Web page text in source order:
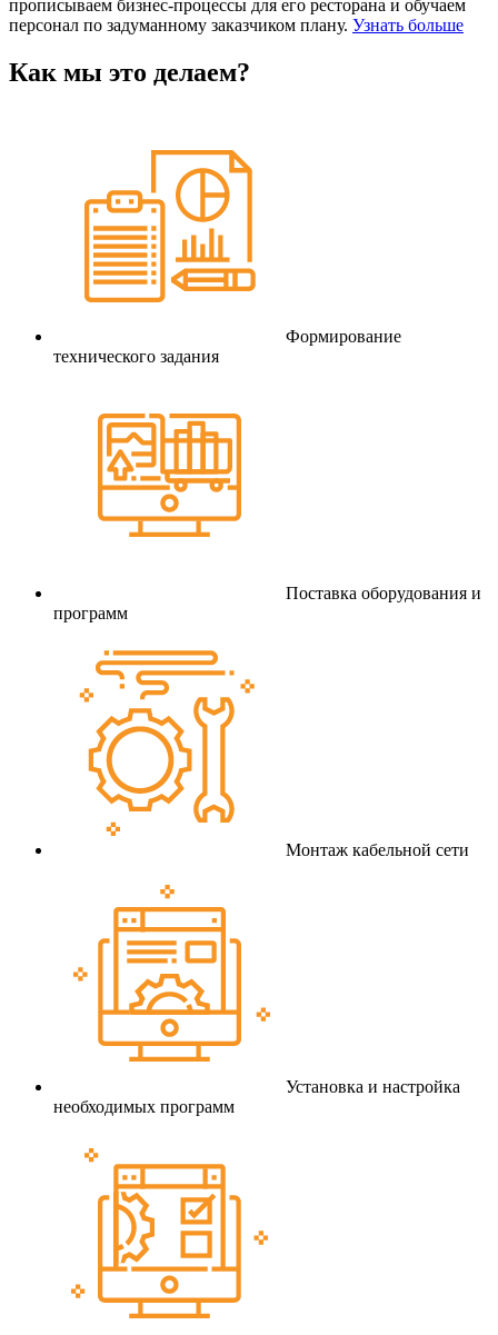
прописываем бизнес-процессы для его ресторана и обучаем
персонал по задуманному заказчиком плану. Узнать больше
Как мы это делаем?
Формирование
технического задания
Поставка оборудования и
программ
Монтаж кабельной сети
Установка и настройка
необходимых программ